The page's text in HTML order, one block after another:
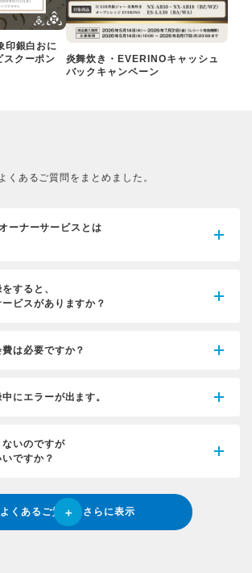
印銀白おに
スクーポン
炎舞炊き・EVERINOキャッシュ
バックキャンペーン
くあるご質問をまとめました。
ーナーサービスとは
すると、
ビスがありますか？
は必要ですか？
にエラーが出ます。
ないのですが
ですか？
よくあるご質問をさらに表示